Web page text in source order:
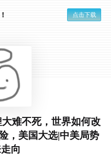
点击下载
难不死，世界如何改
，美国大选|中美局势
向